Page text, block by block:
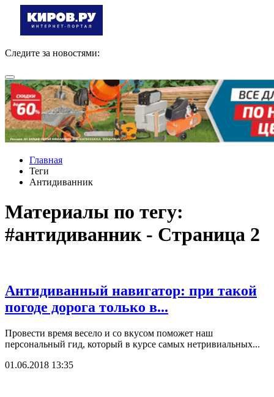
Следите за новостями:
Главная
Теги
Антидиванник
Материалы по тегу:
#антидиванник - Страница 2
Антидиванный навигатор: при такой
погоде дорога только в...
Провести время весело и со вкусом поможет наш
персональный гид, который в курсе самых нетривиальных...
01.06.2018 13:35